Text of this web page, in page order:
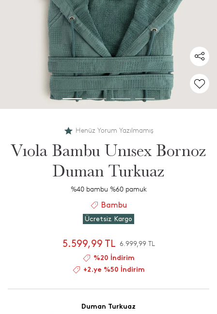
Henüz Yorum Yazılmamış
Vıola Bambu Unısex Bornoz
Duman Turkuaz
%40 bambu %60 pamuk
Bambu
Ücretsiz Kargo
5.599,99 TL 6.999,99 TL
%20 İndirim
+2.ye %50 İndirim
Duman Turkuaz